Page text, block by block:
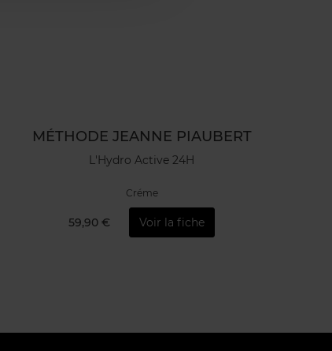
MÉTHODE JEANNE PIAUBERT
L'Hydro Active 24H
Créme
59,90 € Voir la fiche